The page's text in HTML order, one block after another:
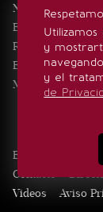
y
y el
de
Noticias
Eventos
Realeza
Estilo de vida
Minuto x
Edición Impresa
Contacto
Videos
Aviso